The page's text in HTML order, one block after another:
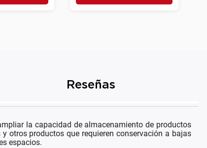
Reseñas
la capacidad de almacenamiento de productos
otros productos que requieren conservación a bajas
espacios.